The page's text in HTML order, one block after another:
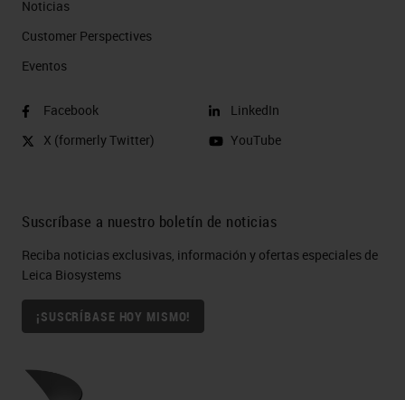
Noticias
Customer Perspectives​
Eventos
Facebook
X (formerly Twitter)
LinkedIn
YouTube
Suscríbase a nuestro boletín de noticias
Reciba noticias exclusivas, información y ofertas especiales de
Leica Biosystems
¡SUSCRÍBASE HOY MISMO!